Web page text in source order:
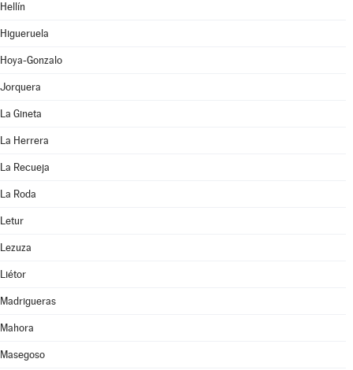
Hellín
Higueruela
Hoya-Gonzalo
Jorquera
La Gineta
La Herrera
La Recueja
La Roda
Letur
Lezuza
Liétor
Madrigueras
Mahora
Masegoso